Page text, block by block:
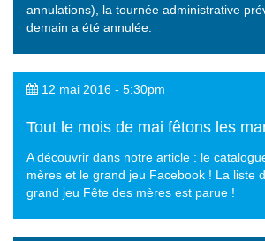
annulations), la tournée administrative
demain a été annulée.
12 mai 2016 - 5:30pm
Tout le mois de mai fêtons les
A découvrir dans notre article : le
mères et le grand jeu Facebook ! La liste
grand jeu Fête des mères est parue !